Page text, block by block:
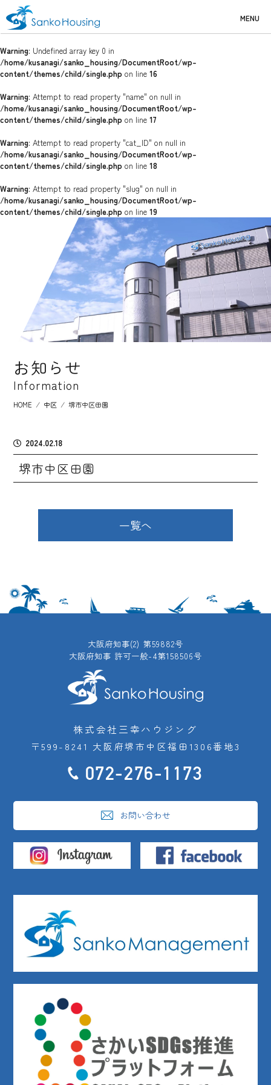
MENU
Warning: Undefined array key 0 in
/home/kusanagi/sanko_housing/DocumentRoot/wp-
content/themes/child/single.php on line 16
Warning: Attempt to read property "name" on null in
/home/kusanagi/sanko_housing/DocumentRoot/wp-
content/themes/child/single.php on line 17
Warning: Attempt to read property "cat_ID" on null in
/home/kusanagi/sanko_housing/DocumentRoot/wp-
content/themes/child/single.php on line 18
Warning: Attempt to read property "slug" on null in
/home/kusanagi/sanko_housing/DocumentRoot/wp-
content/themes/child/single.php on line 19
お知らせ
Information
HOME ⁄ 中区 ⁄ 堺市中区田園
2024.02.18
堺市中区田園
一覧へ
大阪府知事(2) 第59882号
大阪府知事 許可一般-4第158506号
株式会社三幸ハウジング
〒599-8241 大阪府堺市中区福田1306番地3
072-276-1173
お問い合わせ